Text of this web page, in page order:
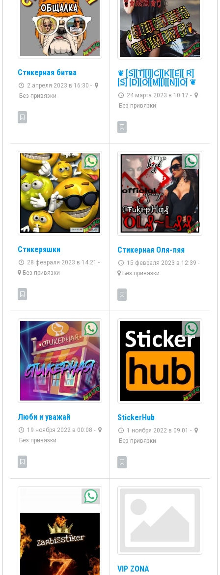
Стикерная битва
2 апреля 2023 в 16:30 -
Без привязки
❦ [S̲̅][T̲̅][I̲̅][C̲̅][K̲̅][E̲̅][ R̲̅]
[S̲̅] [D̲̅][O̲̅][M̲̅][I̲̅][N̲̅][O̲̅] ❦
24 марта 2023 в 10:17 -
Без привязки
Стикеряшки
28 февраля 2023 в 14:21 -
Без привязки
Стикерная Оля-ляя
15 февраля 2023 в 12:39 -
Без привязки
Люби и уважай
19 ноября 2022 в 00:08 -
Без привязки
StickerHub
1 ноября 2022 в 09:01 -
Без привязки
VIP ZONA